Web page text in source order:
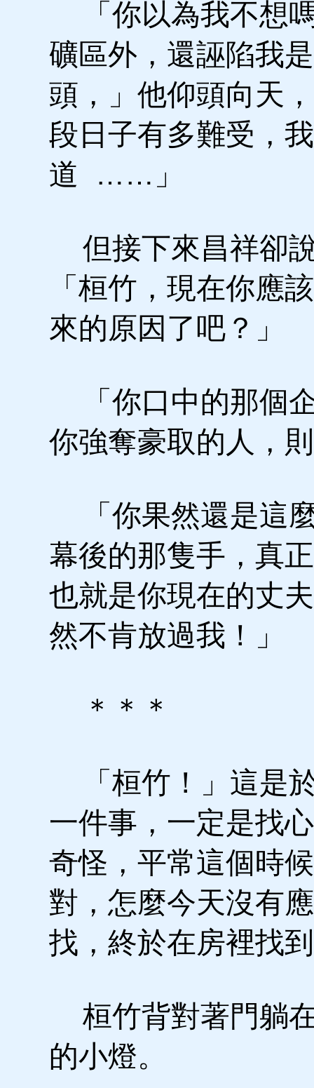
「你以為我不想
礦區外，還誣陷我
頭，」他仰頭向天
段日子有多難受，
道 ……」
但接下來昌祥卻
「桓竹，現在你應
來的原因了吧？」
「你口中的那個
你強奪豪取的人，
「你果然還是這
幕後的那隻手，真
也就是你現在的丈
然不肯放過我！」
＊＊＊
「桓竹！」這是
一件事，一定是找
奇怪，平常這個時
對，怎麼今天沒有
找，終於在房裡找
桓竹背對著門躺
的小燈。